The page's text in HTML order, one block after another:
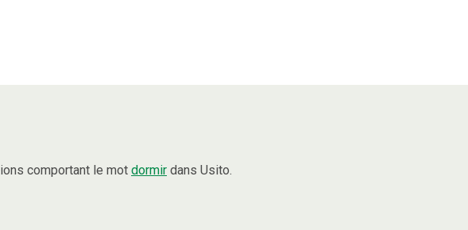
comportant le mot dormir dans Usito.